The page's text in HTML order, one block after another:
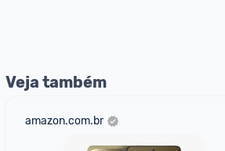
Veja também
amazon.com.br